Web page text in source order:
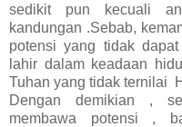
sedikit pun kecuali
kandungan .Sebab,
potensi yang tidak
lahir dalam keadaan
Tuhan yang tidak ternilai
Dengan demikian ,
membawa potensi ,